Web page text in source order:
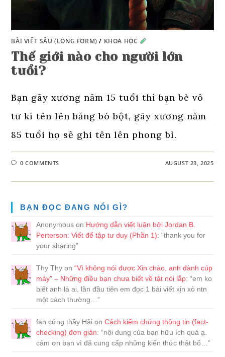
BÀI VIẾT SÂU (LONG FORM) / KHOA HỌC
Thế giới nào cho người lớn
tuổi?
Bạn gãy xương năm 15 tuổi thì bạn bè vô
tư kí tên lên băng bó bột, gãy xương năm
85 tuổi họ sẽ ghi tên lên phong bì.
0 COMMENTS AUGUST 23, 2025
BẠN ĐỌC ĐANG NÓI GÌ?
Anonymous on Hướng dẫn viết luận bởi Jordan B.
Perterson: Viết để tập tư duy (Phần 1): “thank you for
your sharing”
Thy Thy on“Vì không nói được Xin chào, anh đành cúp
máy” – Những điều bạn chưa biết về tật nói lắp: “em ko
biết anh là ai, lần đầu tiên em đọc 1 bài viết xịn xò ntn
một cách thường…”
fan cứng thầy Hải onCách kiểm chứng thông tin (fact-
checking) đơn giản: “nội dung của bạn hữu ích quá ạ.
cảm ơn bạn vì đã cung cấp những kiến thức thật bổ…”